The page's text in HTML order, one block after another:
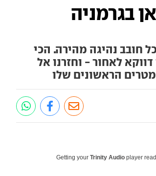
בגרמניה
חובב נהיגה מהירה. הכי
לאחור - וחזרנו אל
הראשונים שלו
Getting yourTrinity Audio player